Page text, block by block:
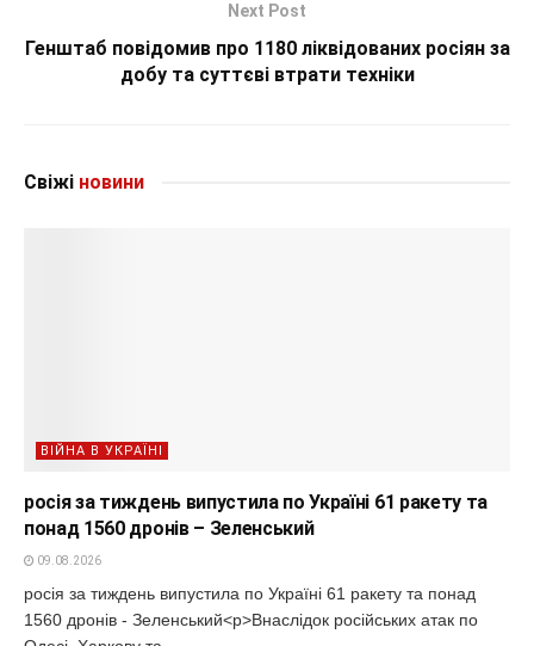
Next Post
Генштаб повідомив про 1180 ліквідованих росіян за
добу та суттєві втрати техніки
Свіжі новини
ВІЙНА В УКРАЇНІ
росія за тиждень випустила по Україні 61 ракету та
понад 1560 дронів – Зеленський
09.08.2026
росія за тиждень випустила по Україні 61 ракету та понад
1560 дронів - Зеленський<p>Внаслідок російських атак по